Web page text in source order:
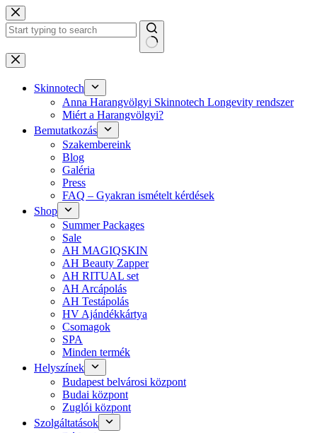
Skip
to
content
No
results
Skinnotech
Anna Harangvölgyi Skinnotech Longevity rendszer
Miért a Harangvölgyi?
Bemutatkozás
Szakembereink
Blog
Galéria
Press
FAQ – Gyakran ismételt kérdések
Shop
Summer Packages
Sale
AH MAGIQSKIN
AH Beauty Zapper
AH RITUAL set
AH Arcápolás
AH Testápolás
HV Ajándékkártya
Csomagok
SPA
Minden termék
Helyszínek
Budapest belvárosi központ
Budai központ
Zuglói központ
Szolgáltatások